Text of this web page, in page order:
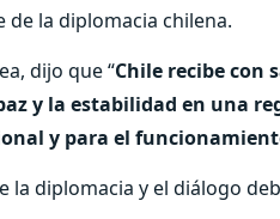
de la diplomacia chilena.
dijo que “Chile recibe con
y la estabilidad en una
y para el
la diplomacia y el diálogo